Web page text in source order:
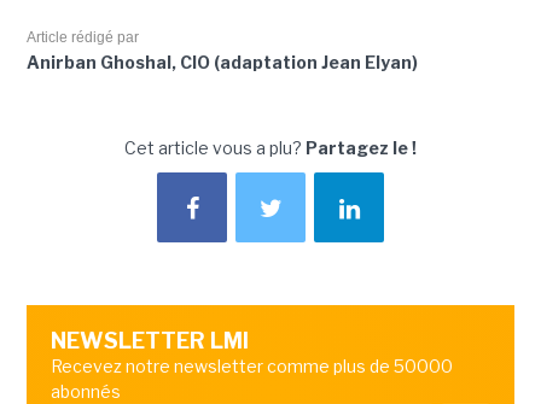
Article rédigé par
Anirban Ghoshal, CIO (adaptation Jean Elyan)
Cet article vous a plu? Partagez le !
NEWSLETTER LMI
Recevez notre newsletter comme plus de 50000
abonnés